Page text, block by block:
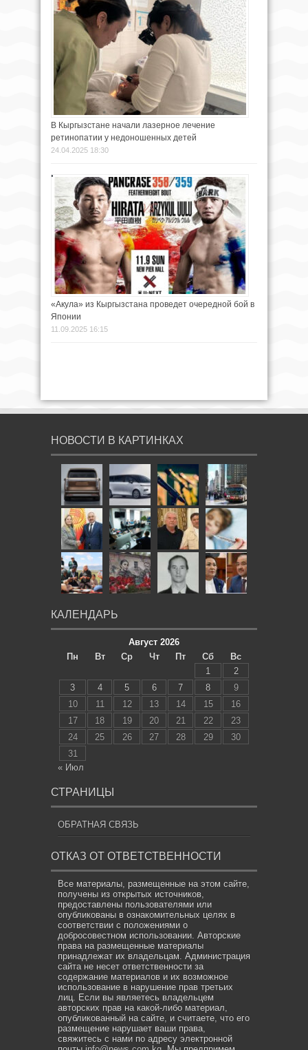
В Кыргызстане начали лазерное лечение
ретинопатии у недоношенных детей
24.04.2025 18:30
«Акула» из Кыргызстана проведет очередной бой в
Японии
11.09.2025 16:15
НОВОСТИ В КАРТИНКАХ
КАЛЕНДАРЬ
Август 2026
Пн
Вт Ср Чт Пт Сб
Вс
1
2
3
4 5 6 7 8
9
10
11 12 13 14 15
16
17
18 19 20 21 22
23
24
25 26 27 28 29
30
31
« Июл
СТРАНИЦЫ
ОБРАТНАЯ СВЯЗЬ
ОТКАЗ ОТ ОТВЕТСТВЕННОСТИ
Все материалы, размещенные на этом сайте,
получены из открытых источников,
предоставлены пользователями или
опубликованы в ознакомительных целях в
соответствии с положениями о
добросовестном использовании. Авторские
права на размещенные материалы
принадлежат их владельцам. Администрация
сайта не несет ответственности за
содержание материалов и их возможное
использование в нарушение прав третьих
лиц. Если вы являетесь владельцем
авторских прав на какой-либо материал,
опубликованный на сайте, и считаете, что его
размещение нарушает ваши права,
свяжитесь с нами по адресу электронной